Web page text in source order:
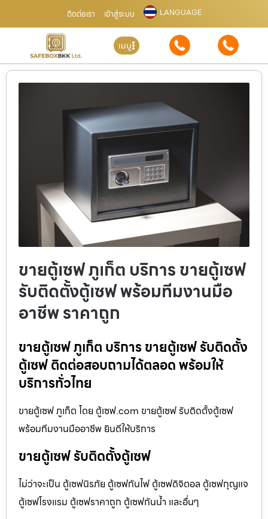
ติดต่อเรา เข้าสู่ระบบ LANGUAGE
เมนู
ขายตู้เซฟ ภูเก็ต บริการ ขายตู้เซฟ
รับติดตั้งตู้เซฟ พร้อมทีมงานมือ
อาชีพ ราคาถูก
ขายตู้เซฟ ภูเก็ต บริการ ขายตู้เซฟ รับติดตั้ง
ตู้เซฟ ติดต่อสอบถามได้ตลอด พร้อมให้
บริการทั่วไทย
ขายตู้เซฟ ภูเก็ต โดย ตู้เซฟ.com ขายตู้เซฟ รับติดตั้งตู้เซฟ
พร้อมทีมงานมืออาชีพ ยินดีให้บริการ
ขายตู้เซฟ รับติดตั้งตู้เซฟ
ไม่ว่าจะเป็น ตู้เซฟนิรภัย ตู้เซฟกันไฟ ตู้เซฟดิจิตอล ตู้เซฟกุญแจ
ตู้เซฟโรงแรม ตู้เซฟราคาถูก ตู้เซฟกันน้ำ และอื่นๆ